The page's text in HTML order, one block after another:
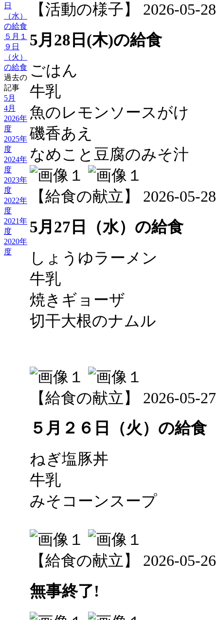
日
（水）
の給食
５月１
９日
（火）
の給食
過去の
記事
5月
4月
2026年
度
2025年
度
2024年
度
2023年
度
2022年
度
2021年
度
2020年
度
【活動の様子】 2026-05-
5月28日(木)の給食
ごはん
牛乳
魚のレモンソースがけ
磯香あえ
なめこと豆腐のみそ汁
【給食の献立】 2026-05-
5月27日（水）の給食
しょうゆラーメン
牛乳
焼きギョーザ
切干大根のナムル
【給食の献立】 2026-05-
５月２６日（火）の給食
ねぎ塩豚丼
牛乳
みそコーンスープ
【給食の献立】 2026-05-
無事終了!